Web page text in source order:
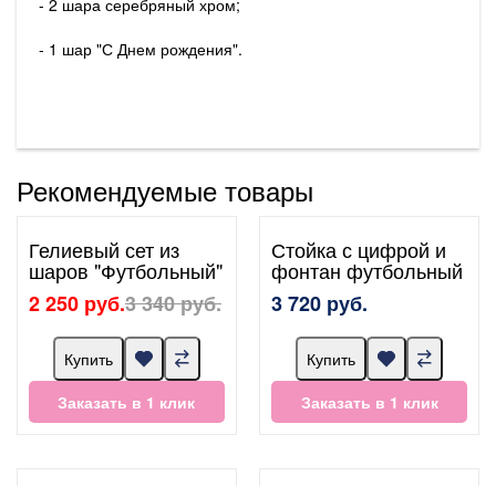
- 2 шара серебряный хром;
- 1 шар "С Днем рождения".
Рекомендуемые товары
Гелиевый сет из
шаров "Футбольный"
2 250 руб.3 340 руб.
Купить
Заказать в 1 клик
Стойка с цифрой и
фонтан футбольный
3 720 руб.
Купить
Заказать в 1 клик